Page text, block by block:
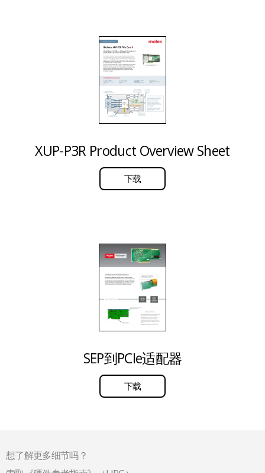
XUP-P3R Product Overview Sheet
下载
SEP到PCIe适配器
下载
想了解更多细节吗？